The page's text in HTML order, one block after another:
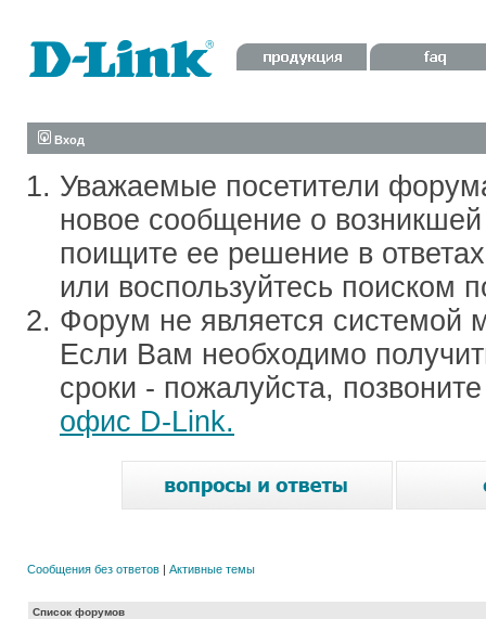
Вход
Уважаемые посетители
новое сообщение о
поищите ее решение в
или воспользуйтесь поиском
Форум не является системой
Если Вам необходимо
сроки - пожалуйста,
офис D-Link.
Сообщения без ответов | Активные темы
Список форумов